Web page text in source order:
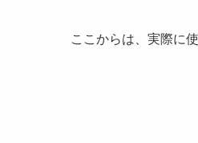
ここからは、実際に